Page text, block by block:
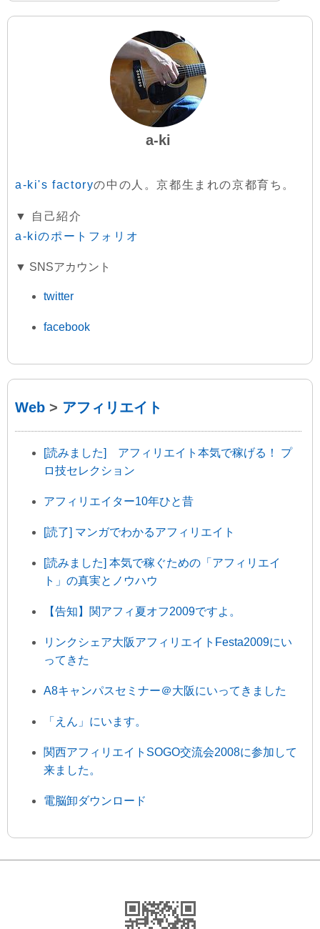
a-ki
a-ki's factoryの中の人。京都生まれの京都育ち。
▼ 自己紹介
a-kiのポートフォリオ
▼ SNSアカウント
twitter
facebook
Web > アフィリエイト
[読みました] アフィリエイト本気で稼げる！ プ
ロ技セレクション
アフィリエイター10年ひと昔
[読了] マンガでわかるアフィリエイト
[読みました] 本気で稼ぐための「アフィリエイ
ト」の真実とノウハウ
【告知】関アフィ夏オフ2009ですよ。
リンクシェア大阪アフィリエイトFesta2009にい
ってきた
A8キャンパスセミナー＠大阪にいってきました
「えん」にいます。
関西アフィリエイトSOGO交流会2008に参加して
来ました。
電脳卸ダウンロード